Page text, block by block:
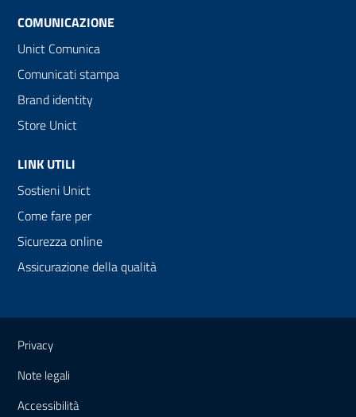
COMUNICAZIONE
Unict Comunica
Comunicati stampa
Brand identity
Store Unict
LINK UTILI
Sostieni Unict
Come fare per
Sicurezza online
Assicurazione della qualità
Link e informazioni utili
Privacy
Note legali
Accessibilità